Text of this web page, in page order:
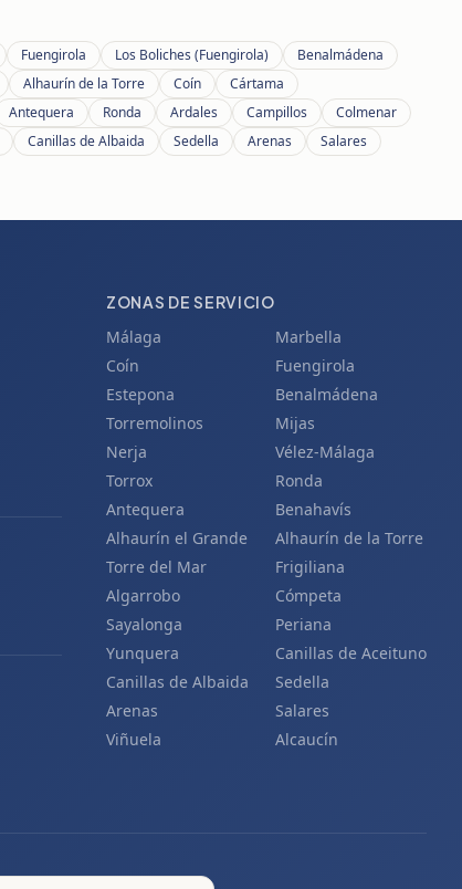
Fuengirola Los Boliches (Fuengirola)
Benalmádena
Alhaurín de la Torre Coín
Cártama
Antequera Ronda Ardales Campillos
Colmenar
Canillas de Albaida Sedella Arenas
Salares
ZONAS DE SERVICIO
Málaga
Marbella
Coín
Fuengirola
Estepona
Benalmádena
Torremolinos
Mijas
Nerja
Vélez-Málaga
Torrox
Ronda
Antequera
Benahavís
Alhaurín el Grande
Alhaurín de la Torre
Torre del Mar
Frigiliana
Algarrobo
Cómpeta
Sayalonga
Periana
Yunquera
Canillas de Aceituno
Canillas de Albaida
Sedella
Arenas
Salares
Viñuela
Alcaucín